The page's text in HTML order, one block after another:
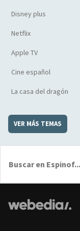
Disney plus
Netflix
Apple TV
Cine español
La casa del dragón
VER MÁS TEMAS